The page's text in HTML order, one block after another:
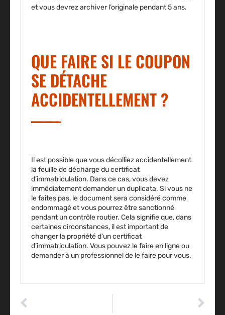
et vous devrez archiver l’originale pendant 5 ans.
QUE FAIRE SI LE COUPON
SE DÉTACHE
ACCIDENTELLEMENT ?
Il est possible que vous décolliez accidentellement
la feuille de décharge du certificat
d’immatriculation. Dans ce cas, vous devez
immédiatement demander un duplicata. Si vous ne
le faites pas, le document sera considéré comme
endommagé et vous pourrez être sanctionné
pendant un contrôle routier. Cela signifie que, dans
certaines circonstances, il est important de
changer la propriété d’un certificat
d’immatriculation. Vous pouvez le faire en ligne ou
demander à un professionnel de le faire pour vous.